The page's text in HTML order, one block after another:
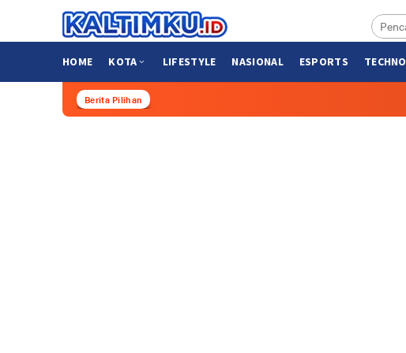
konten
HOME KOTA LIFESTYLE NASIONAL ESPORTS TECHNO
Berita Pilihan